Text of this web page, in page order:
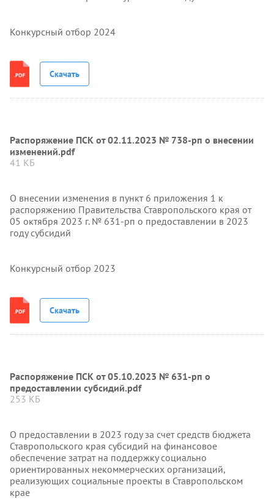
Конкурсный отбор 2024
Скачать
Распоряжение ПСК от 02.11.2023 № 738-рп о внесении
изменений.pdf
41 КБ
О внесении изменения в пункт 6 приложения 1 к
распоряжению Правительства Ставропольского края от
05 октября 2023 г. № 631-рп о предоставлении в 2023
году субсидий
Конкурсный отбор 2023
Скачать
Распоряжение ПСК от 05.10.2023 № 631-рп о
предоставлении субсидий.pdf
253 КБ
О предоставлении в 2023 году за счет средств бюджета
Ставропольского края субсидий на финансовое
обеспечение затрат на поддержку социально
ориентированных некоммерческих организаций,
реализующих социальные проекты в Ставропольском
крае